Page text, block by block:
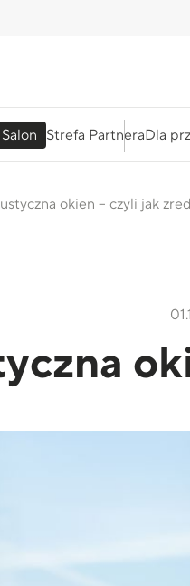
Strefa PartneraDla
okien – czyli jak